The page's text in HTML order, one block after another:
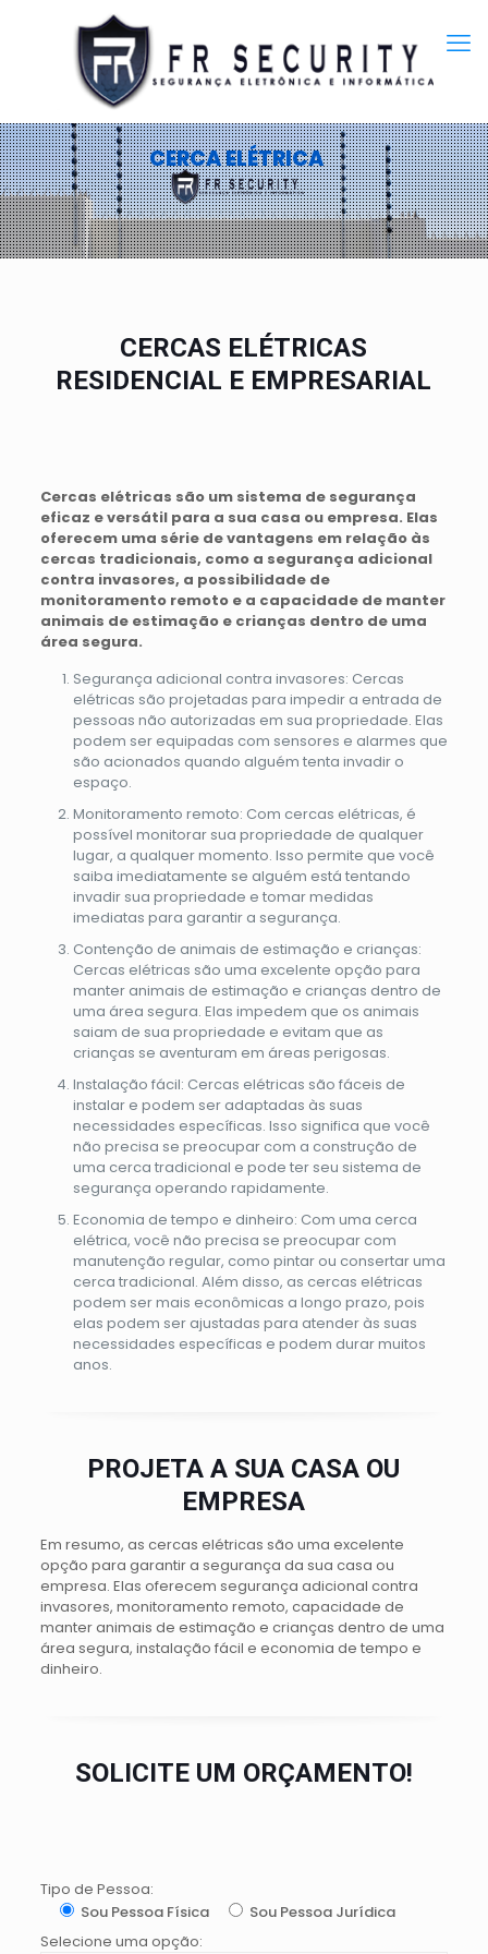
CERCA ELÉTRICA
CERCAS ELÉTRICAS
RESIDENCIAL E EMPRESARIAL
Cercas elétricas são um sistema de segurança
eficaz e versátil para a sua casa ou empresa. Elas
oferecem uma série de vantagens em relação às
cercas tradicionais, como a segurança adicional
contra invasores, a possibilidade de
monitoramento remoto e a capacidade de manter
animais de estimação e crianças dentro de uma
área segura.
Segurança adicional contra invasores: Cercas
elétricas são projetadas para impedir a entrada de
pessoas não autorizadas em sua propriedade. Elas
podem ser equipadas com sensores e alarmes que
são acionados quando alguém tenta invadir o
espaço.
Monitoramento remoto: Com cercas elétricas, é
possível monitorar sua propriedade de qualquer
lugar, a qualquer momento. Isso permite que você
saiba imediatamente se alguém está tentando
invadir sua propriedade e tomar medidas
imediatas para garantir a segurança.
Contenção de animais de estimação e crianças:
Cercas elétricas são uma excelente opção para
manter animais de estimação e crianças dentro de
uma área segura. Elas impedem que os animais
saiam de sua propriedade e evitam que as
crianças se aventuram em áreas perigosas.
Instalação fácil: Cercas elétricas são fáceis de
instalar e podem ser adaptadas às suas
necessidades específicas. Isso significa que você
não precisa se preocupar com a construção de
uma cerca tradicional e pode ter seu sistema de
segurança operando rapidamente.
Economia de tempo e dinheiro: Com uma cerca
elétrica, você não precisa se preocupar com
manutenção regular, como pintar ou consertar uma
cerca tradicional. Além disso, as cercas elétricas
podem ser mais econômicas a longo prazo, pois
elas podem ser ajustadas para atender às suas
necessidades específicas e podem durar muitos
anos.
PROJETA A SUA CASA OU
EMPRESA
Em resumo, as cercas elétricas são uma excelente
opção para garantir a segurança da sua casa ou
empresa. Elas oferecem segurança adicional contra
invasores, monitoramento remoto, capacidade de
manter animais de estimação e crianças dentro de uma
área segura, instalação fácil e economia de tempo e
dinheiro.
SOLICITE UM ORÇAMENTO!
Tipo de Pessoa:
Sou Pessoa Física
Sou Pessoa Jurídica
Selecione uma opção: